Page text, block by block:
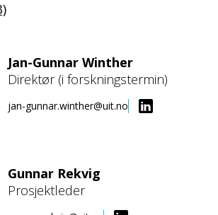
Jan-Gunnar Winther
Direktør (i forskningstermin)
jan-gunnar.winther@uit.no
Gunnar Rekvig
Prosjektleder